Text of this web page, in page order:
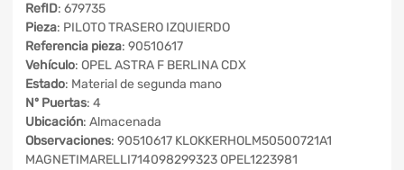
RefID: 679735
Pieza: PILOTO TRASERO IZQUIERDO
Referencia pieza: 90510617
Vehículo: OPEL ASTRA F BERLINA CDX
Estado: Material de segunda mano
Nº Puertas: 4
Ubicación: Almacenada
Observaciones: 90510617 KLOKKERHOLM50500721A1
MAGNETIMARELLI714098299323 OPEL1223981